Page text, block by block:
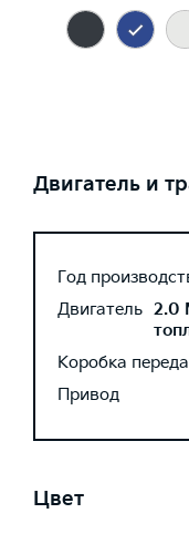
Двигатель и
Год
Двигатель 2.0
Коробка
Привод
Цвет